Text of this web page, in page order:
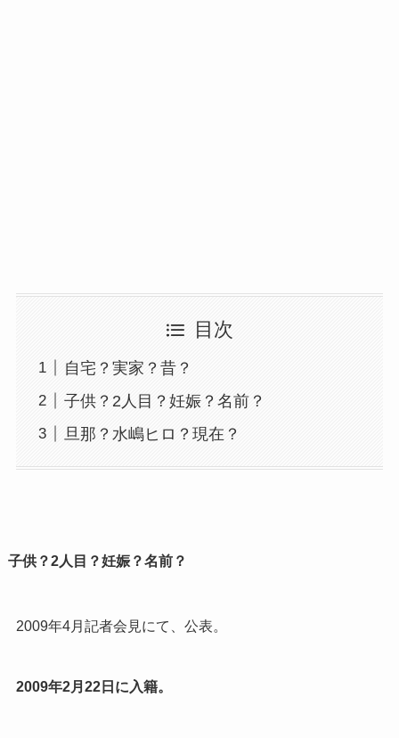
目次
自宅？実家？昔？
子供？2人目？妊娠？名前？
旦那？水嶋ヒロ？現在？
子供？2人目？妊娠？名前？
2009年4月記者会見にて、公表。
2009年2月22日に入籍。